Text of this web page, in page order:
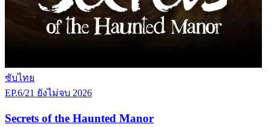
ซับไทย
EP.6/21 ยังไม่จบ 2026
Secrets of the Haunted Manor